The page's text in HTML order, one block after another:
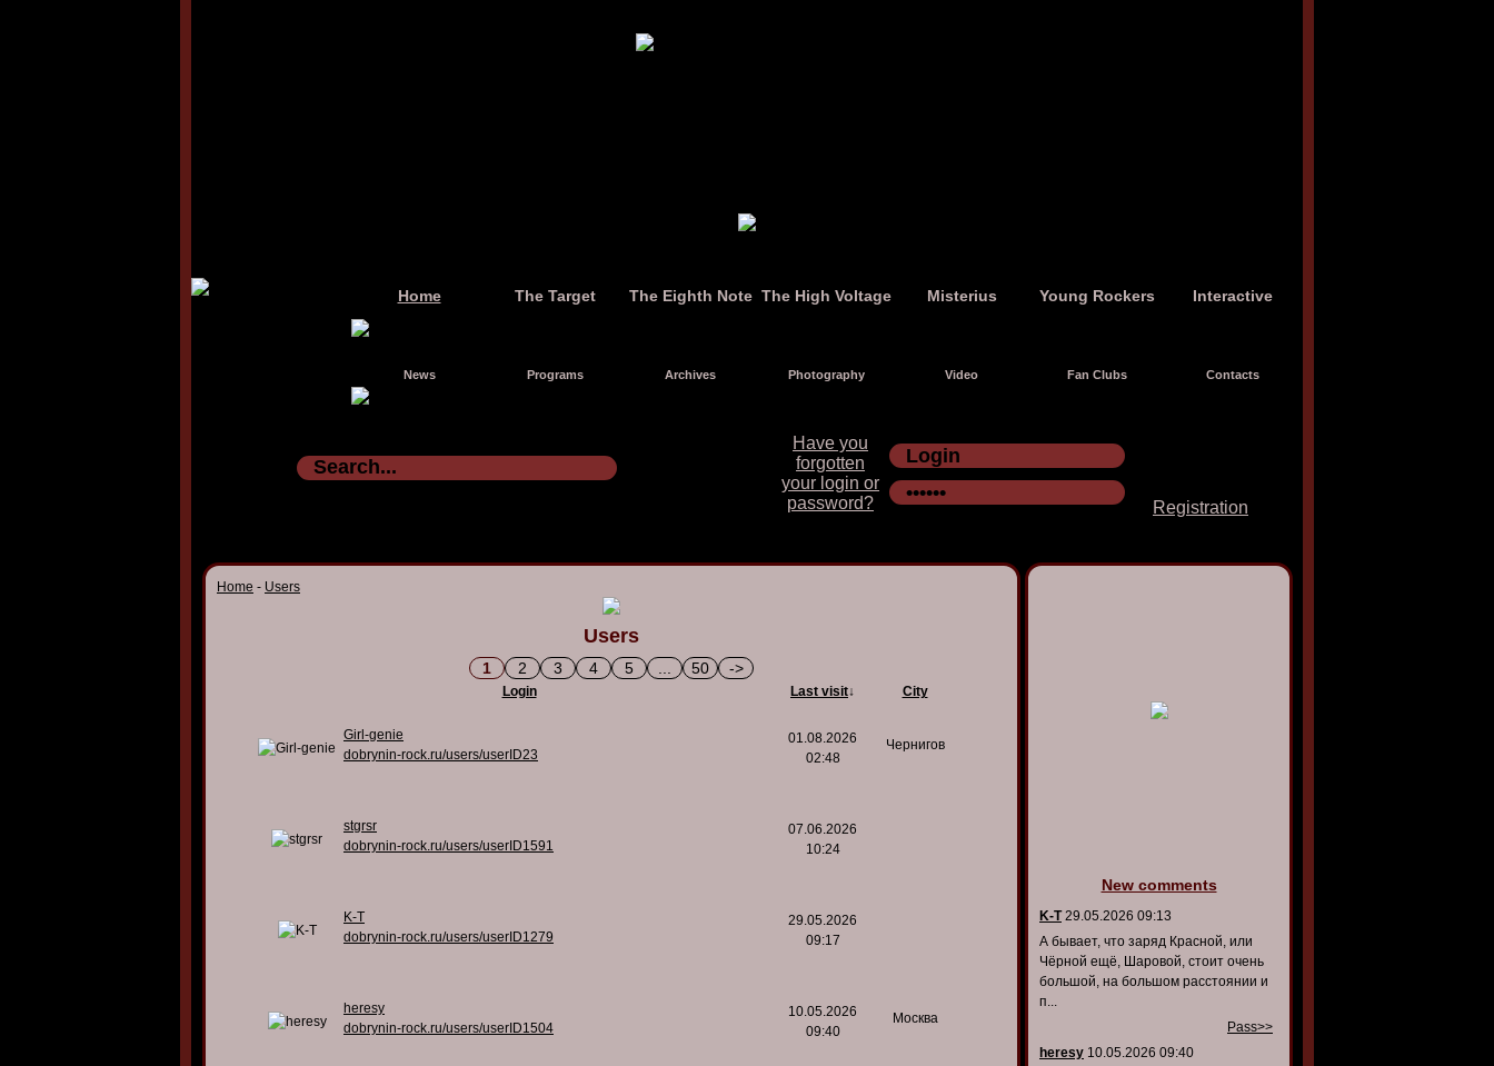
Home The Target The Eighth Note The High Voltage Misterius Young Rockers Interactive
News Programs Archives Photography Video Fan Clubs Contacts
Have you
forgotten
your login or
password?
Registration
Home - Users
Users
1 2 3 4 5 50 ->
Login Last visit↓ City
Girl-genie
dobrynin-rock.ru/users/userID23
01.08.2026
02:48
Чернигов
stgrsr
dobrynin-rock.ru/users/userID1591
07.06.2026
10:24
K-T
dobrynin-rock.ru/users/userID1279
29.05.2026
09:17
heresy
dobrynin-rock.ru/users/userID1504
10.05.2026
09:40
Москва
New comments
K-T29.05.2026 09:13
А бывает, что заряд Красной, или
Чёрной ещё, Шаровой, стоит очень
большой, на большом расстоянии и
п...
Pass>>
heresy 10.05.2026 09:40